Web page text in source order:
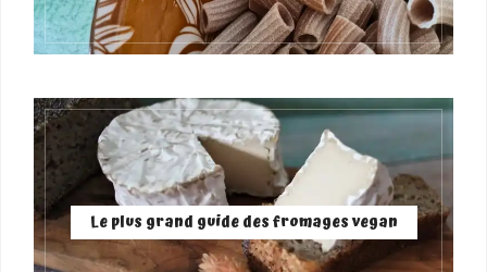
Le plus grand guide des fromages vegan